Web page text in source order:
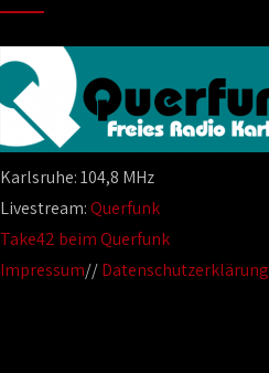
Karlsruhe: 104,8 MHz
Livestream:Querfunk
Take42 beim Querfunk
Impressum//Datenschutzerklärung